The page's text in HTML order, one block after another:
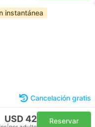
instantánea
Cancelación gratis
USD 42 Reservar